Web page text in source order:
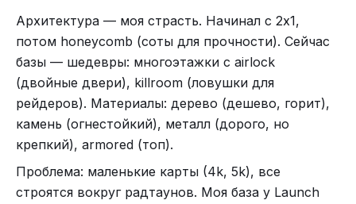
Архитектура — моя страсть. Начинал с 2x1,
потом honeycomb (соты для прочности). Сейчас
базы — шедевры: многоэтажки с airlock
(двойные двери), killroom (ловушки для
рейдеров). Материалы: дерево (дешево, горит),
камень (огнестойкий), металл (дорого, но
крепкий), armored (топ).
Проблема: маленькие карты (4k, 5k), все
строятся вокруг радтаунов. Моя база у Launch